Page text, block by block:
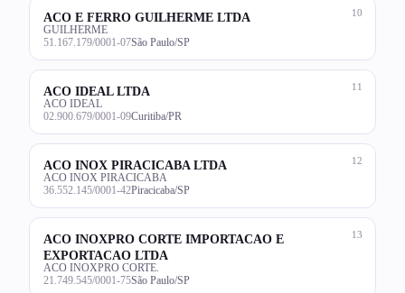
10
ACO E FERRO GUILHERME LTDA
GUILHERME
51.167.179/0001-07São Paulo/SP
11
ACO IDEAL LTDA
ACO IDEAL
02.900.679/0001-09Curitiba/PR
12
ACO INOX PIRACICABA LTDA
ACO INOX PIRACICABA
36.552.145/0001-42Piracicaba/SP
13
ACO INOXPRO CORTE IMPORTACAO E
EXPORTACAO LTDA
ACO INOXPRO CORTE.
21.749.545/0001-75São Paulo/SP